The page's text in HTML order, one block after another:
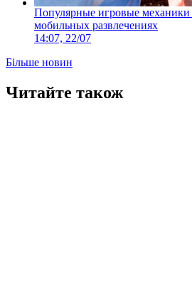
Популярные игровые
мобильных развлечениях
14:07, 22/07
Більше новин
Читайте також